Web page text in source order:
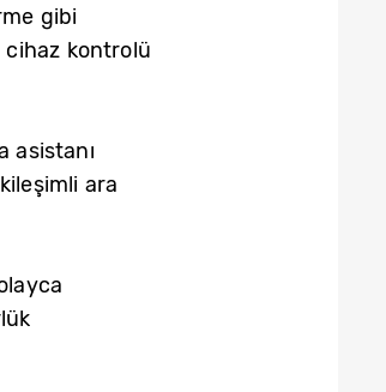
gibi
cihaz kontrolü
asistanı
ara